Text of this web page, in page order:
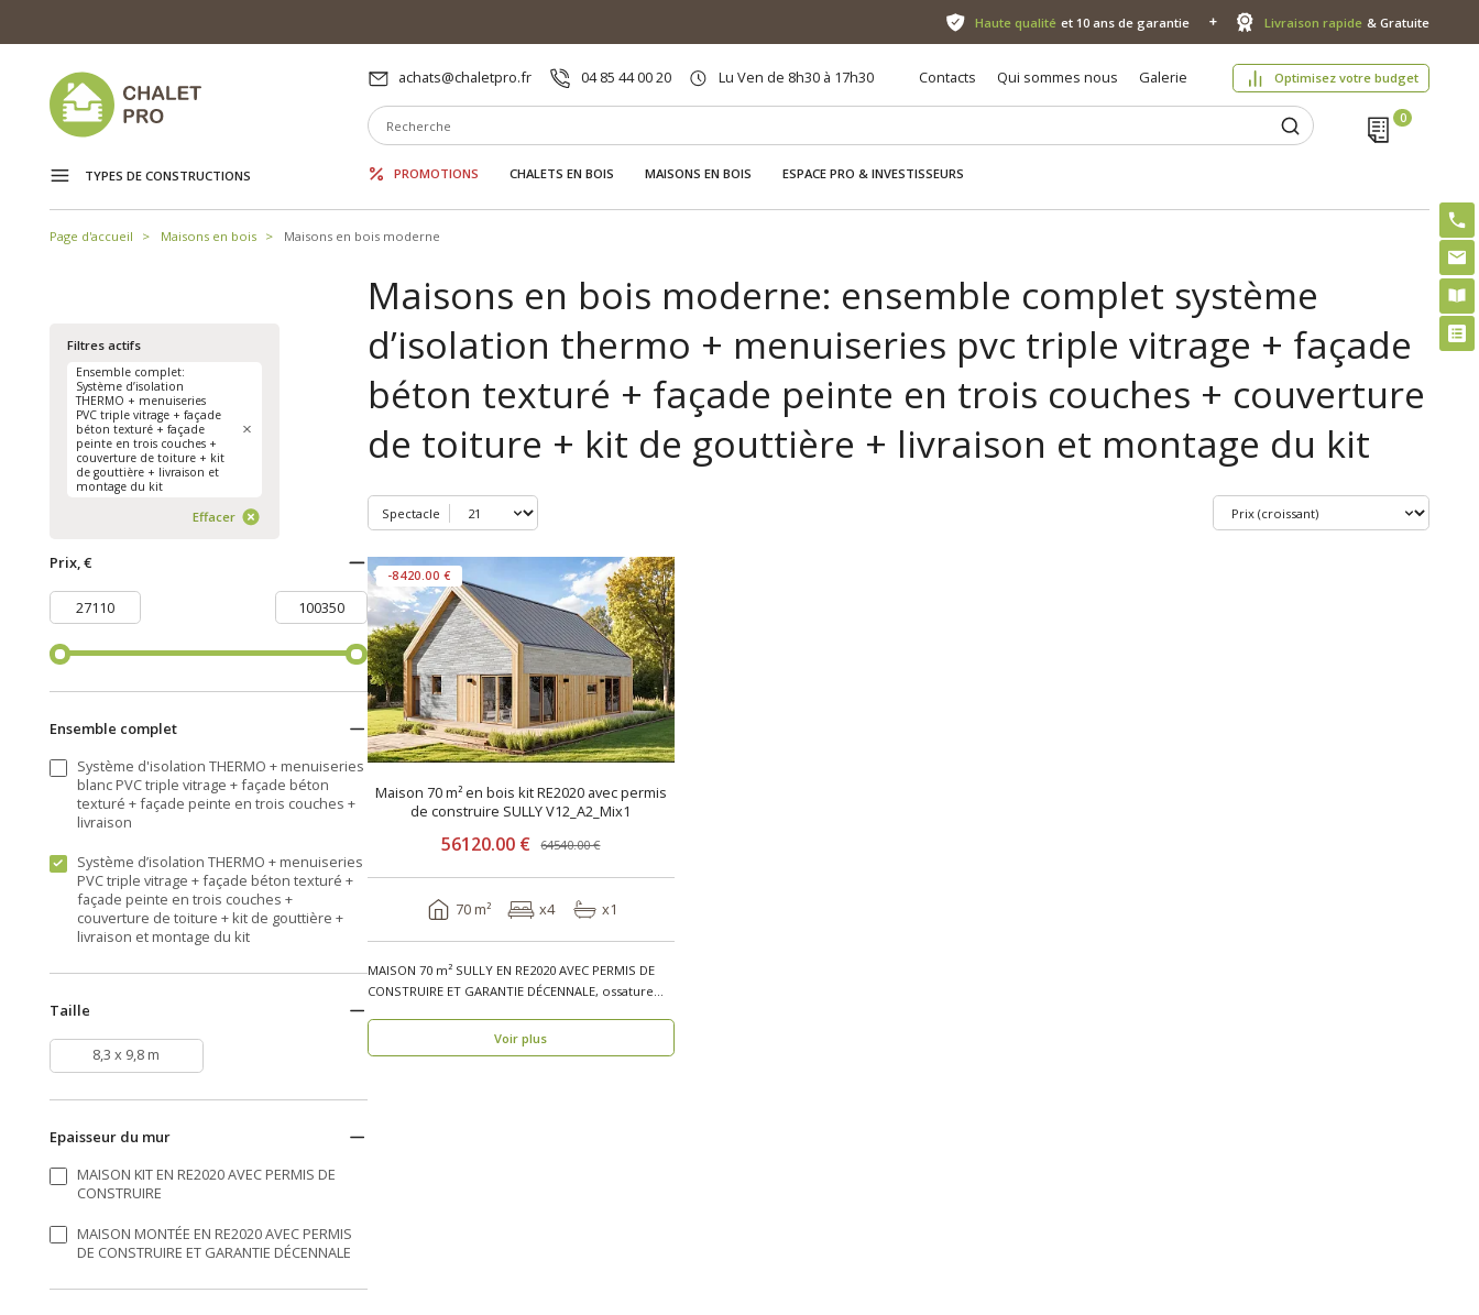
Haute qualité et 10 ans de garantie Livraison rapide & Gratuite
achats@chaletpro.fr 04 85 44 00 20 Lu Ven de 8h30 à 17h30 Contacts Qui sommes nous Galerie Optimisez votre budget
TYPES DE CONSTRUCTIONS PROMOTIONS CHALETS EN BOIS MAISONS EN BOIS ESPACE PRO & INVESTISSEURS
Page d'accueil Maisons en bois Maisons en bois moderne
Filtres actifs
Ensemble complet:
Système d’isolation
THERMO + menuiseries
PVC triple vitrage + façade
béton texturé + façade
peinte en trois couches +
couverture de toiture + kit
de gouttière + livraison et
montage du kit
Effacer
Prix, €
Ensemble complet
Système d'isolation THERMO + menuiseries
blanc PVC triple vitrage + façade béton
texturé + façade peinte en trois couches +
livraison
Système d’isolation THERMO + menuiseries
PVC triple vitrage + façade béton texturé +
façade peinte en trois couches +
couverture de toiture + kit de gouttière +
livraison et montage du kit
Taille
8,3 x 9,8 m
Epaisseur du mur
MAISON KIT EN RE2020 AVEC PERMIS DE
CONSTRUIRE
MAISON MONTÉE EN RE2020 AVEC PERMIS
DE CONSTRUIRE ET GARANTIE DÉCENNALE
Maisons en bois moderne: ensemble complet système
d’isolation thermo + menuiseries pvc triple vitrage + façade
béton texturé + façade peinte en trois couches + couverture
de toiture + kit de gouttière + livraison et montage du kit
Spectacle
-8420.00 €
Maison 70 m² en bois kit RE2020 avec permis
de construire SULLY V12_A2_Mix1
56120.00 € 64540.00 €
70 m² x4 x1
MAISON 70 m² SULLY EN RE2020 AVEC PERMIS DE
CONSTRUIRE ET GARANTIE DÉCENNALE, ossature
Voir plus